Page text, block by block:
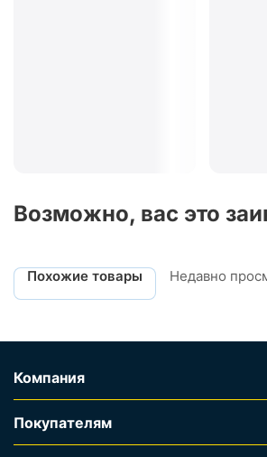
Возможно, вас это
Похожие товары Недавно
Компания
Покупателям